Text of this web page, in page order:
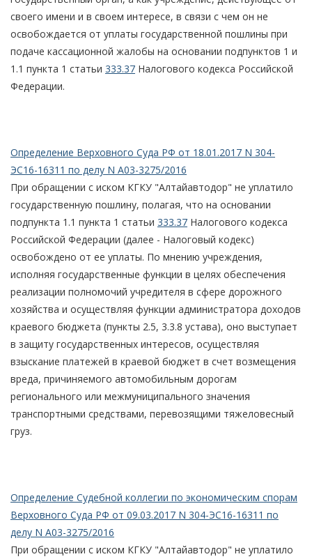
своего имени и в своем интересе, в связи с чем он не
освобождается от уплаты государственной пошлины при
подаче кассационной жалобы на основании подпунктов 1 и
1.1 пункта 1 статьи 333.37 Налогового кодекса Российской
Федерации.
Определение Верховного Суда РФ от 18.01.2017 N 304-
ЭС16-16311 по делу N А03-3275/2016
При обращении с иском КГКУ "Алтайавтодор" не уплатило
государственную пошлину, полагая, что на основании
подпункта 1.1 пункта 1 статьи 333.37 Налогового кодекса
Российской Федерации (далее - Налоговый кодекс)
освобождено от ее уплаты. По мнению учреждения,
исполняя государственные функции в целях обеспечения
реализации полномочий учредителя в сфере дорожного
хозяйства и осуществляя функции администратора доходов
краевого бюджета (пункты 2.5, 3.3.8 устава), оно выступает
в защиту государственных интересов, осуществляя
взыскание платежей в краевой бюджет в счет возмещения
вреда, причиняемого автомобильным дорогам
регионального или межмуниципального значения
транспортными средствами, перевозящими тяжеловесный
груз.
Определение Судебной коллегии по экономическим спорам
Верховного Суда РФ от 09.03.2017 N 304-ЭС16-16311 по
делу N А03-3275/2016
При обращении с иском КГКУ "Алтайавтодор" не уплатило